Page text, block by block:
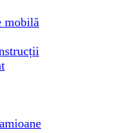
mobilă